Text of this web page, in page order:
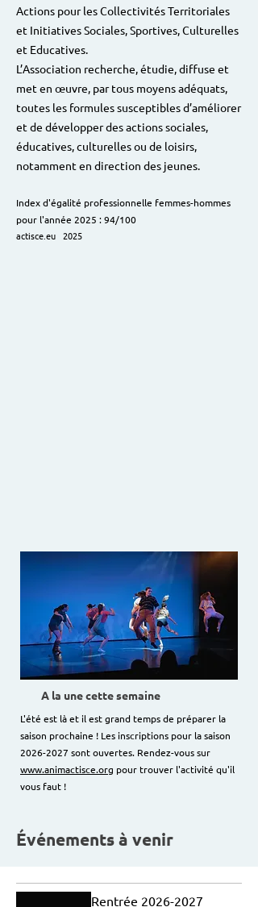
Actions pour les Collectivités Territoriales
et Initiatives Sociales, Sportives, Culturelles
et Educatives.
L’Association recherche, étudie, diffuse et
met en œuvre, par tous moyens adéquats,
toutes les formules susceptibles d’améliorer
et de développer des actions sociales,
éducatives, culturelles ou de loisirs,
notamment en direction des jeunes.
Index d'égalité professionnelle femmes-hommes
pour l'année 2025 : 94/100
actisce.eu 2025
A la une cette semaine
L'été est là et il est grand temps de préparer la
saison prochaine ! Les inscriptions pour la saison
2026-2027 sont ouvertes. Rendez-vous sur
www.animactisce.org pour trouver l'activité qu'il
vous faut !
Événements à venir
Rentrée 2026-2027